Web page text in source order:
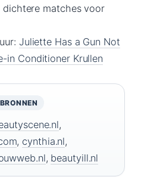
matches voor
Juliette Has a Gun Not
in Conditioner Krullen
,
, cynthia.nl,
, beautyill.nl